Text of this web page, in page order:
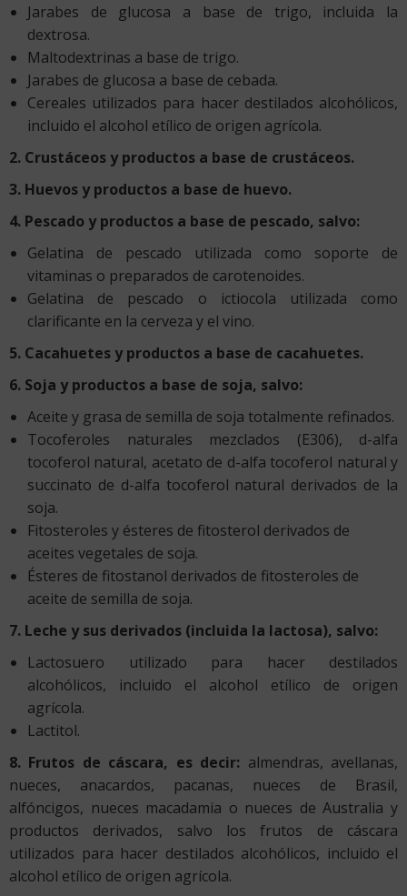
Jarabes de glucosa a base de trigo, incluida la
dextrosa.
Maltodextrinas a base de trigo.
Jarabes de glucosa a base de cebada.
Cereales utilizados para hacer destilados alcohólicos,
incluido el alcohol etílico de origen agrícola.
2. Crustáceos y productos a base de crustáceos.
3. Huevos y productos a base de huevo.
4. Pescado y productos a base de pescado, salvo:
Gelatina de pescado utilizada como soporte de
vitaminas o preparados de carotenoides.
Gelatina de pescado o ictiocola utilizada como
clarificante en la cerveza y el vino.
5. Cacahuetes y productos a base de cacahuetes.
6. Soja y productos a base de soja, salvo:
Aceite y grasa de semilla de soja totalmente refinados.
Tocoferoles naturales mezclados (E306), d-alfa
tocoferol natural, acetato de d-alfa tocoferol natural y
succinato de d-alfa tocoferol natural derivados de la
soja.
Fitosteroles y ésteres de fitosterol derivados de
aceites vegetales de soja.
Ésteres de fitostanol derivados de fitosteroles de
aceite de semilla de soja.
7. Leche y sus derivados (incluida la lactosa), salvo:
Lactosuero utilizado para hacer destilados
alcohólicos, incluido el alcohol etílico de origen
agrícola.
Lactitol.
8. Frutos de cáscara, es decir: almendras, avellanas,
nueces, anacardos, pacanas, nueces de Brasil,
alfóncigos, nueces macadamia o nueces de Australia y
productos derivados, salvo los frutos de cáscara
utilizados para hacer destilados alcohólicos, incluido el
alcohol etílico de origen agrícola.